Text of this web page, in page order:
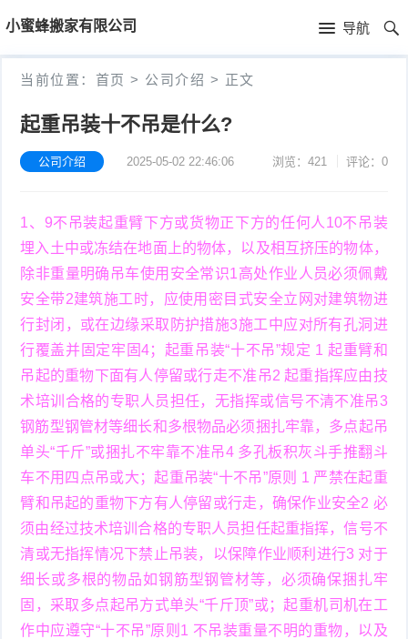
小蜜蜂搬家有限公司 导航
首
页
首
当前位置： 首页 > 公司介绍 > 正文
起重吊装十不吊是什么?
公司介绍 2025-05-02 22:46:06 浏览：421 评论：0
1、9不吊装起重臂下方或货物正下方的任何人10不吊装
埋入土中或冻结在地面上的物体，以及相互挤压的物体，
除非重量明确吊车使用安全常识1高处作业人员必须佩戴
安全带2建筑施工时，应使用密目式安全立网对建筑物进
行封闭，或在边缘采取防护措施3施工中应对所有孔洞进
行覆盖并固定牢固4；起重吊装“十不吊”规定 1 起重臂和
吊起的重物下面有人停留或行走不准吊2 起重指挥应由技
术培训合格的专职人员担任，无指挥或信号不清不准吊3
钢筋型钢管材等细长和多根物品必须捆扎牢靠，多点起吊
单头“千斤”或捆扎不牢靠不准吊4 多孔板积灰斗手推翻斗
车不用四点吊或大；起重吊装“十不吊”原则 1 严禁在起重
臂和吊起的重物下方有人停留或行走，确保作业安全2 必
须由经过技术培训合格的专职人员担任起重指挥，信号不
清或无指挥情况下禁止吊装，以保障作业顺利进行3 对于
细长或多根的物品如钢筋型钢管材等，必须确保捆扎牢
固，采取多点起吊方式单头“千斤顶”或；起重机司机在工
作中应遵守“十不吊”原则1 不吊装重量不明的重物，以及